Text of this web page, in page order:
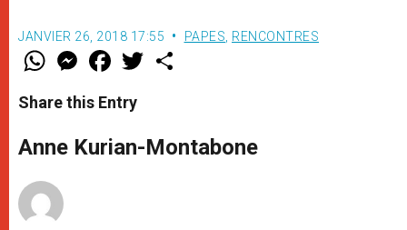
JANVIER 26, 2018 17:55 PAPES RENCONTRES
W
t
s
p
p
M
e
s
e
g
e
F
a
e
b
o
k
w
r
Share this Entry
Anne Kurian-Montabone